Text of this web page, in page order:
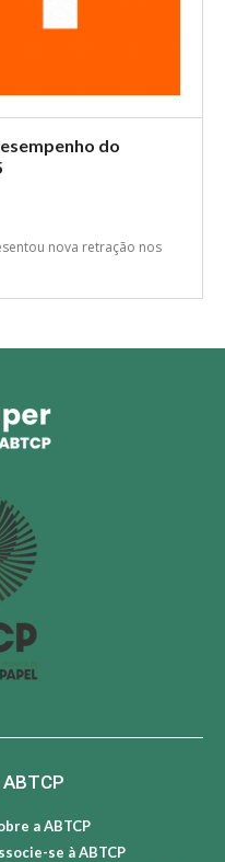
do
nova retração nos
ABTCP
a ABTCP
se à ABTCP